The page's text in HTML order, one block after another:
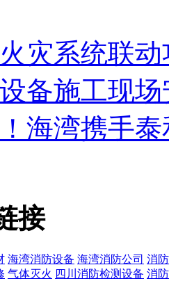
灾系统联
备施工现
海湾携手
接
海湾消防设备 海湾消防公司 消
气体灭火 四川消防检测设备 消